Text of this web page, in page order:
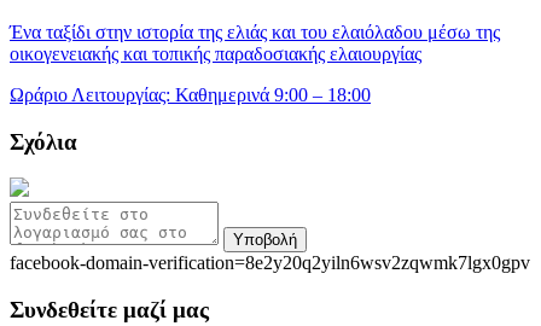
Ένα ταξίδι στην ιστορία της ελιάς και του ελαιόλαδου μέσω της
οικογενειακής και τοπικής παραδοσιακής ελαιουργίας
Ωράριο Λειτουργίας: Καθημερινά 9:00 – 18:00
Σχόλια
Υποβολή
facebook-domain-verification=8e2y20q2yiln6wsv2zqwmk7lgx0gpv
Συνδεθείτε μαζί μας